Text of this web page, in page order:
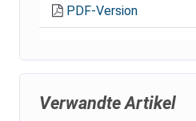
PDF-Version
Verwandte Artikel